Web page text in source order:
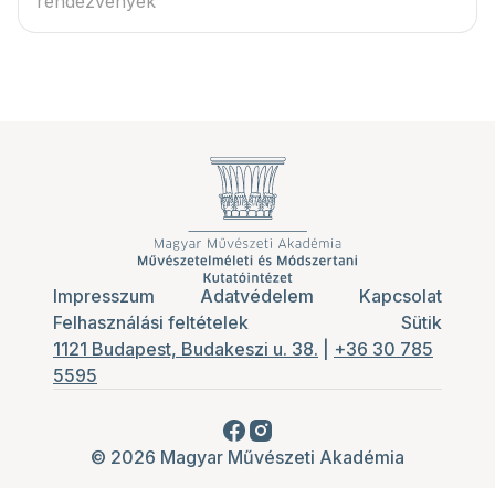
Impresszum Adatvédelem
Kapcsolat
Felhasználási feltételek
Sütik
1121 Budapest, Budakeszi u. 38.
+36 30 785
5595
© 2026 Magyar Művészeti Akadémia